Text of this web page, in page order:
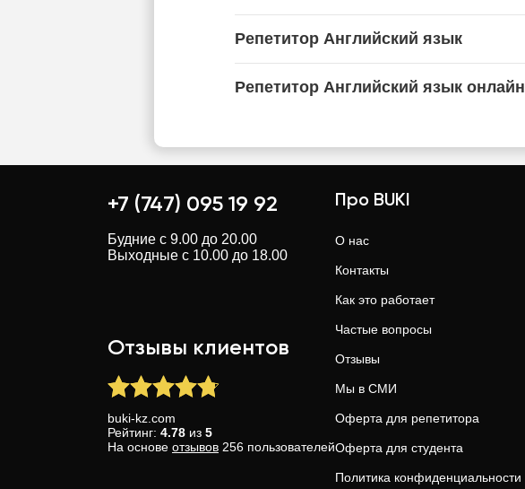
Репетитор Английский язык
Репетитор Английский язык онлайн
+7 (747) 095 19 92
Будние с 9.00 до 20.00
Выходные с 10.00 до 18.00
Отзывы клиентов
buki-kz.com
Рейтинг: 4.78 из 5
На основе отзывов 256 пользователей
Про BUKI
О нас
Контакты
Как это работает
Частые вопросы
Отзывы
Мы в СМИ
Оферта для репетитора
Оферта для студента
Политика конфиденциальности